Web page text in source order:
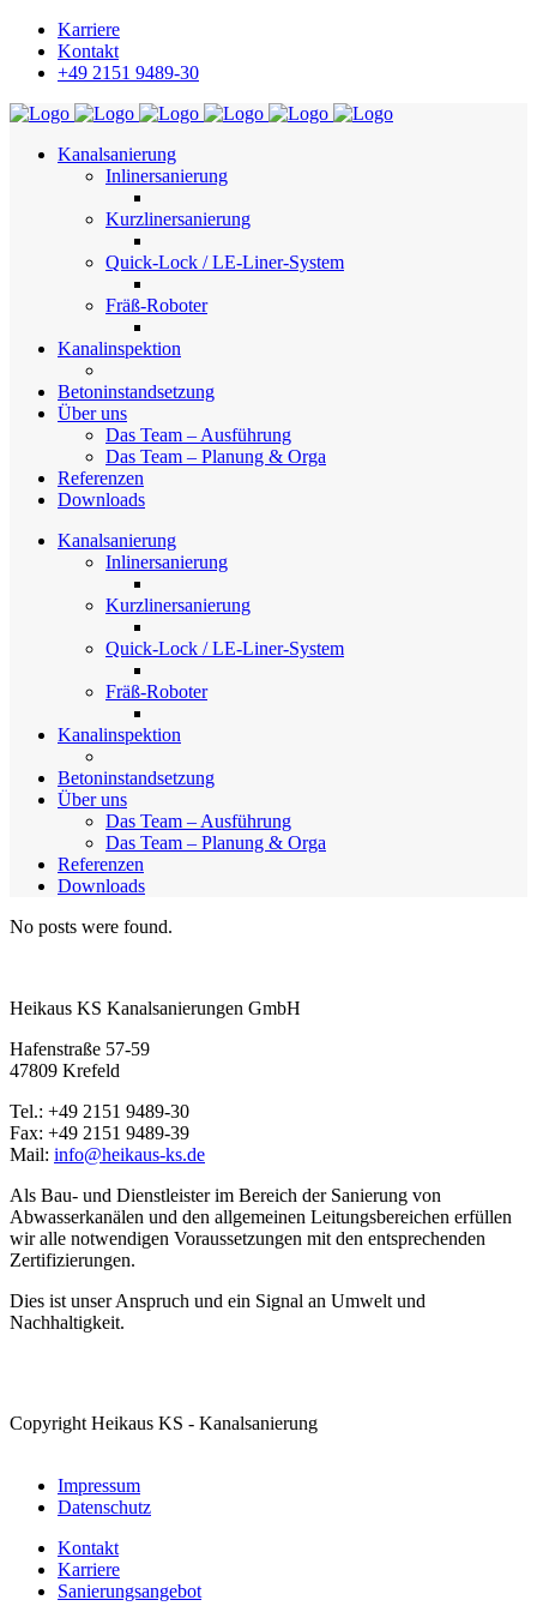
Karriere
Kontakt
+49 2151 9489-30
Kanalsanierung
Inlinersanierung
Kurzlinersanierung
Quick-Lock / LE-Liner-System
Fräß-Roboter
Kanalinspektion
Betoninstandsetzung
Über uns
Das Team – Ausführung
Das Team – Planung & Orga
Referenzen
Downloads
Kanalsanierung
Inlinersanierung
Kurzlinersanierung
Quick-Lock / LE-Liner-System
Fräß-Roboter
Kanalinspektion
Betoninstandsetzung
Über uns
Das Team – Ausführung
Das Team – Planung & Orga
Referenzen
Downloads
No posts were found.
Heikaus KS Kanalsanierungen GmbH
Hafenstraße 57-59
47809 Krefeld
Tel.: +49 2151 9489-30
Fax: +49 2151 9489-39
Mail: info@heikaus-ks.de
Als Bau- und Dienstleister im Bereich der Sanierung von
Abwasserkanälen und den allgemeinen Leitungsbereichen erfüllen
wir alle notwendigen Voraussetzungen mit den entsprechenden
Zertifizierungen.
Dies ist unser Anspruch und ein Signal an Umwelt und
Nachhaltigkeit.
Copyright Heikaus KS - Kanalsanierung
Impressum
Datenschutz
Kontakt
Karriere
Sanierungsangebot